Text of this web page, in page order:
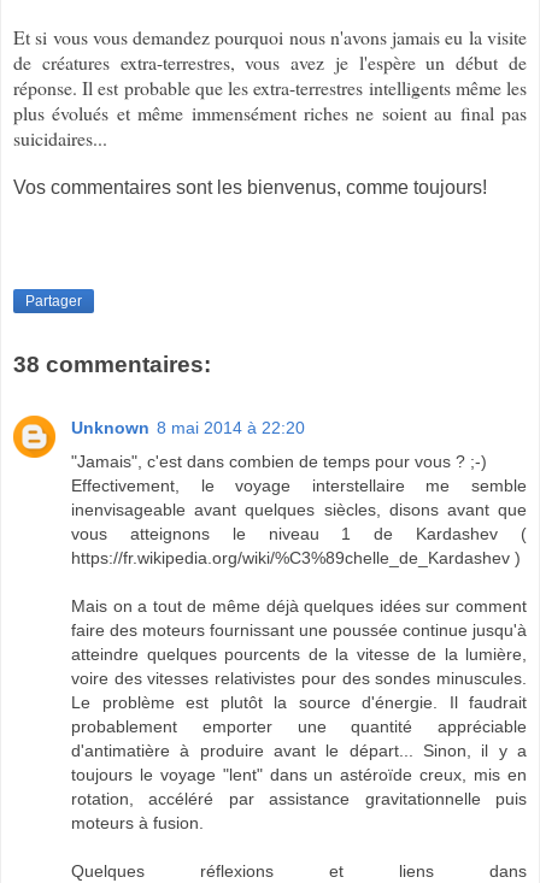
Et si vous vous demandez pourquoi nous n'avons jamais eu la visite
de créatures extra-terrestres, vous avez je l'espère un début de
réponse. Il est probable que les extra-terrestres intelligents même les
plus évolués et même immensément riches ne soient au final pas
suicidaires...
Vos commentaires sont les bienvenus, comme toujours!
Partager
38 commentaires:
Unknown 8 mai 2014 à 22:20
"Jamais", c'est dans combien de temps pour vous ? ;-)
Effectivement, le voyage interstellaire me semble
inenvisageable avant quelques siècles, disons avant que
vous atteignons le niveau 1 de Kardashev (
https://fr.wikipedia.org/wiki/%C3%89chelle_de_Kardashev )
Mais on a tout de même déjà quelques idées sur comment
faire des moteurs fournissant une poussée continue jusqu'à
atteindre quelques pourcents de la vitesse de la lumière,
voire des vitesses relativistes pour des sondes minuscules.
Le problème est plutôt la source d'énergie. Il faudrait
probablement emporter une quantité appréciable
d'antimatière à produire avant le départ... Sinon, il y a
toujours le voyage "lent" dans un astéroïde creux, mis en
rotation, accéléré par assistance gravitationnelle puis
moteurs à fusion.
Quelques réflexions et liens dans